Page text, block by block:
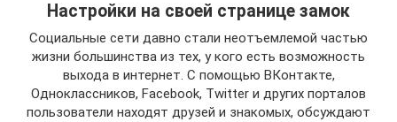
Настройки на своей странице замок
Социальные сети давно стали неотъемлемой частью
жизни большинства из тех, у кого есть возможность
выхода в интернет. С помощью ВКонтакте,
Одноклассников, Facebook, Twitter и других порталов
пользователи находят друзей и знакомых, обсуждают